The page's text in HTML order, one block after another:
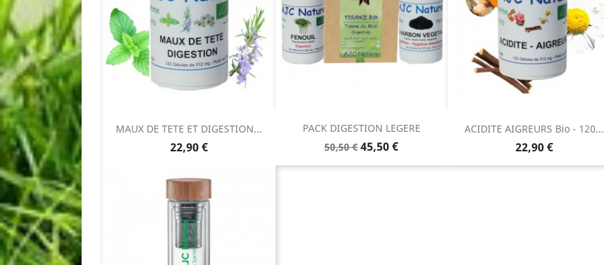
MAUX DE TETE ET DIGESTION...
Prix
22,90 €
PACK DIGESTION LEGERE
Prix
50,50 €Prix
45,50 €
ACIDITE AIGREURS Bio - 120...
Prix
22,90 €